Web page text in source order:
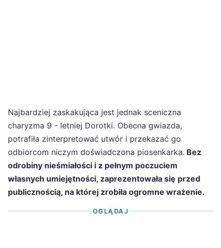
Najbardziej zaskakująca jest jednak sceniczna
charyzma 9 - letniej Dorotki. Obecna gwiazda,
potrafiła zinterpretować utwór i przekazać go
odbiorcom niczym doświadczona piosenkarka. Bez
odrobiny nieśmiałości i z pełnym poczuciem
własnych umiejętności, zaprezentowała się przed
publicznością, na której zrobiła ogromne wrażenie.
OGLĄDAJ